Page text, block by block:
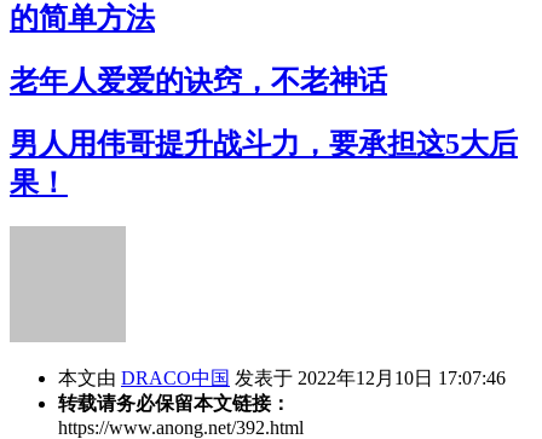
的简单方法
老年人爱爱的诀窍，不老神话
男人用伟哥提升战斗力，要承担这5大后
果！
本文由 DRACO中国 发表于 2022年12月10日 17:07:46
转载请务必保留本文链接：
https://www.anong.net/392.html